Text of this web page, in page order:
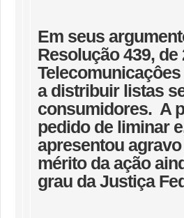
Em seus
Resolução 439,
a distribuir listas
consumidores. A
pedido de liminar
apresentou
mérito da ação
grau da Justiça